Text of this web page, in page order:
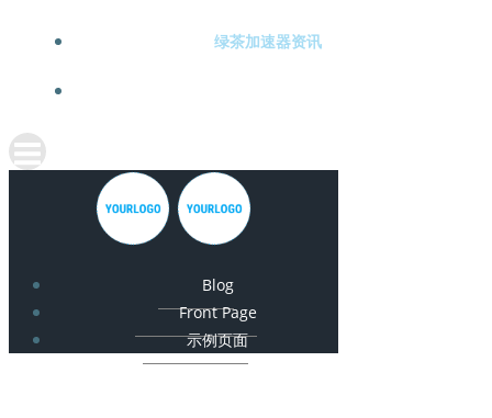
绿茶加速器资讯
Blog
Front Page
示例页面